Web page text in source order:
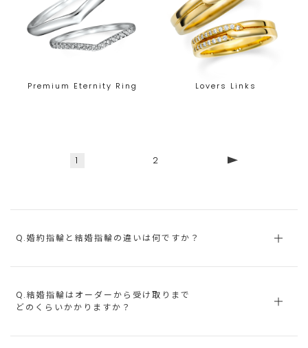
Premium Eternity Ring Lovers Links
1 2
Q.婚約指輪と結婚指輪の違いは何ですか？
Q.結婚指輪はオーダーから受け取りまで
どのくらいかかりますか？